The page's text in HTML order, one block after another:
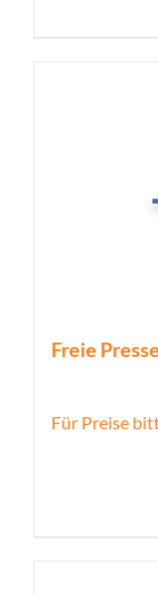
Freie
Für Preise